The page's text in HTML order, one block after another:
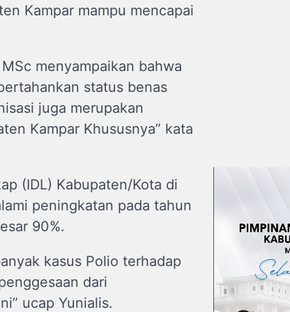
Kampar mampu mencapai
menyampaikan bahwa
status benas
juga merupakan
Kampar Khususnya” kata
(IDL) Kabupaten/Kota di
peningkatan pada tahun
90%.
kasus Polio terhadap
dari
ucap Yunialis.